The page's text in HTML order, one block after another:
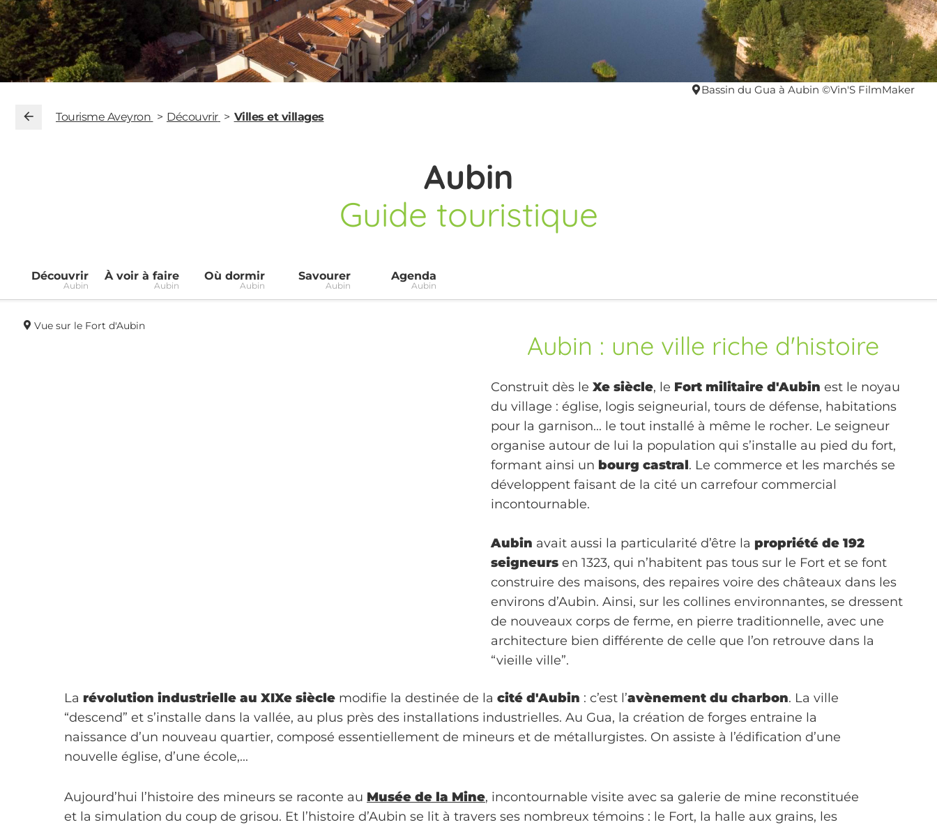
Bassin du Gua à Aubin ©Vin'S FilmMaker
Tourisme Aveyron Découvrir Villes et villages
Aubin
Guide touristique
Découvrir
Aubin
À voir à faire
Aubin
Où dormir
Aubin
Savourer
Aubin
Agenda
Aubin
Vue sur le Fort d'Aubin
Aubin : une ville riche d'histoire
Construit dès le Xe siècle, le Fort militaire d'Aubin est le noyau
du village : église, logis seigneurial, tours de défense, habitations
pour la garnison... le tout installé à même le rocher. Le seigneur
organise autour de lui la population qui s’installe au pied du fort,
formant ainsi un bourg castral. Le commerce et les marchés se
développent faisant de la cité un carrefour commercial
incontournable.
Aubin avait aussi la particularité d’être la propriété de 192
seigneurs en 1323, qui n’habitent pas tous sur le Fort et se font
construire des maisons, des repaires voire des châteaux dans les
environs d’Aubin. Ainsi, sur les collines environnantes, se dressent
de nouveaux corps de ferme, en pierre traditionnelle, avec une
architecture bien différente de celle que l’on retrouve dans la
“vieille ville”.
La révolution industrielle au XIXe siècle modifie la destinée de la cité d'Aubin : c’est l’avènement du charbon. La ville
“descend” et s’installe dans la vallée, au plus près des installations industrielles. Au Gua, la création de forges entraine la
naissance d’un nouveau quartier, composé essentiellement de mineurs et de métallurgistes. On assiste à l’édification d’une
nouvelle église, d’une école,...
Aujourd’hui l’histoire des mineurs se raconte au Musée de la Mine, incontournable visite avec sa galerie de mine reconstituée
et la simulation du coup de grisou. Et l’histoire d’Aubin se lit à travers ses nombreux témoins : le Fort, la halle aux grains, les